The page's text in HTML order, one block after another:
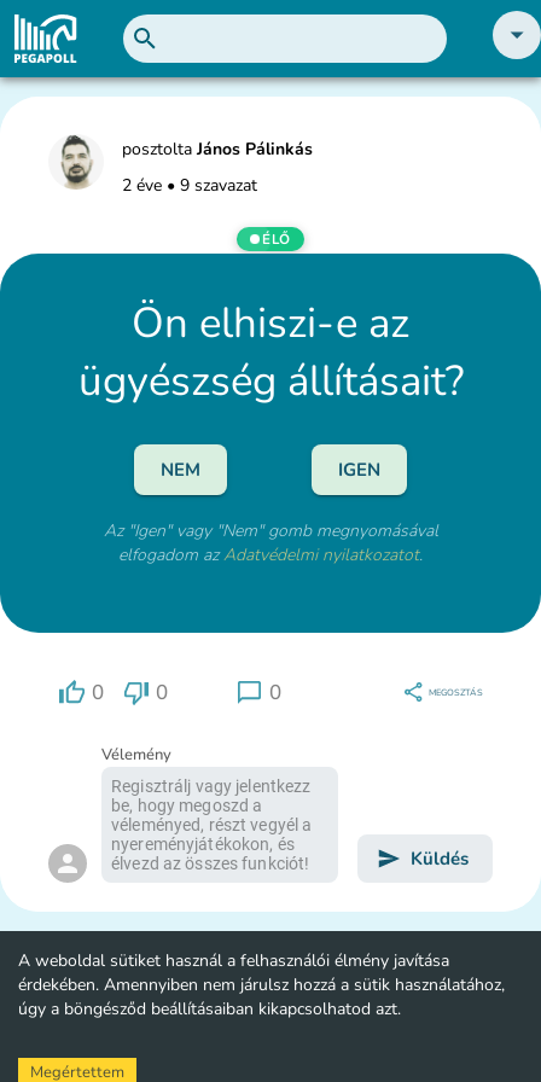
Szavazás
posztoltaJános Pálinkás
2 éve • 9 szavazat
ÉLŐ
Ön elhiszi-e az
ügyészség állításait?
NEM IGEN
Az "Igen" vagy "Nem" gomb megnyomásával
elfogadom azAdatvédelmi nyilatkozatot.
0 0 0 MEGOSZTÁS
Vélemény
Küldés
A weboldal sütiket használ a felhasználói élmény javítása
érdekében. Amennyiben nem járulsz hozzá a sütik használatához,
úgy a böngésződ beállításaiban kikapcsolhatod azt.
Megértettem